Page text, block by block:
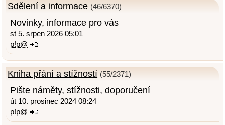
Sdělení a informace (46/6370)
Novinky, informace pro vás
st 5. srpen 2026 05:01
p!p@
Kniha přání a stížností (55/2371)
Pište náměty, stížnosti, doporučení
út 10. prosinec 2024 08:24
p!p@